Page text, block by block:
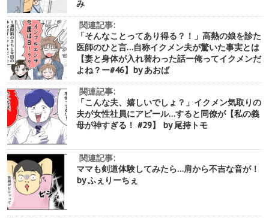
み
関連記事:
「そんなことってあり得る？！」高熱の娘を診た
医師のひと言…自称イクメン夫が驚いた事実とは
【妻と身体が入れ替わった話ー俺ってイクメンだ
よね？ー#46】by あおば
関連記事:
「こんな夫、嬉しいでしょ？」イクメン気取りの
夫が女性社員にアピール…すると同僚が【私の義
母が神すぎる！ #29】 by 尾持トモ
関連記事:
ママも剣道体験してみたら…肩から不吉な音が！
by ふぇりーちぇ